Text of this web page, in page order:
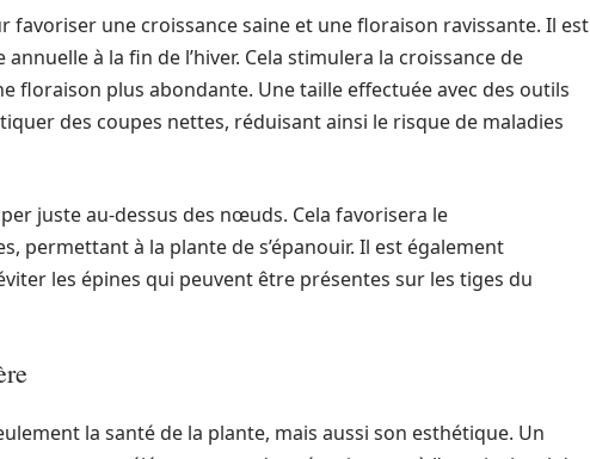
favoriser une croissance saine et une floraison ravissante. Il est
à la fin de l’hiver. Cela stimulera la croissance de
floraison plus abondante. Une taille effectuée avec des outils
des coupes nettes, réduisant ainsi le risque de maladies
juste au-dessus des nœuds. Cela favorisera le
permettant à la plante de s’épanouir. Il est également
les épines qui peuvent être présentes sur les tiges du
la santé de la plante, mais aussi son esthétique. Un